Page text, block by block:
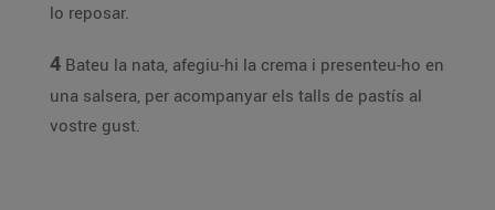
lo reposar.
4 Bateu la nata, afegiu-hi la crema i presenteu-ho en
una salsera, per acompanyar els talls de pastís al
vostre gust.